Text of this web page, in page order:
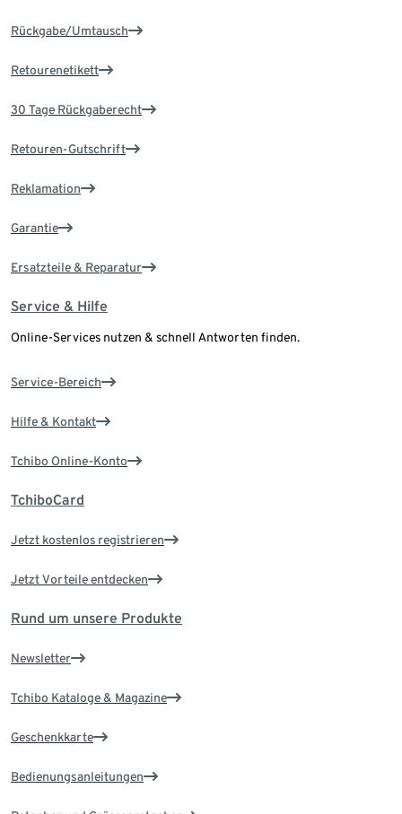
Rückgabe/Umtausch
Retourenetikett
30 Tage Rückgaberecht
Retouren-Gutschrift
Reklamation
Garantie
Ersatzteile & Reparatur
Service & Hilfe
Online-Services nutzen & schnell Antworten finden.
Service-Bereich
Hilfe & Kontakt
Tchibo Online-Konto
TchiboCard
Jetzt kostenlos registrieren
Jetzt Vorteile entdecken
Rund um unsere Produkte
Newsletter
Tchibo Kataloge & Magazine
Geschenkkarte
Bedienungsanleitungen